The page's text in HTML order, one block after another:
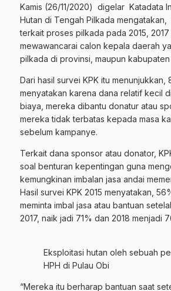
Kamis (26/11/2020) digelar Katadata
Hutan di Tengah Pilkada mengatakan,
terkait proses pilkada pada 2015,
mewawancarai calon kepala daerah
pilkada di provinsi, maupun kabupaten
Dari hasil survei KPK itu menunjukkan,
menyatakan karena dana relatif kecil
biaya, mereka dibantu donatur atau
mereka tidak terbatas kepada masa
sebelum kampanye.
Terkait dana sponsor atau donator,
soal benturan kepentingan guna
kemungkinan imbalan jasa andai
Hasil survei KPK 2015 menyatakan,
meminta imbal jasa atau bantuan
2017, naik jadi 71% dan 2018 menjadi
Eksploitasi hutan oleh sebuah
HPH di Pulau Obi
“Mereka itu berharap bantuan saat